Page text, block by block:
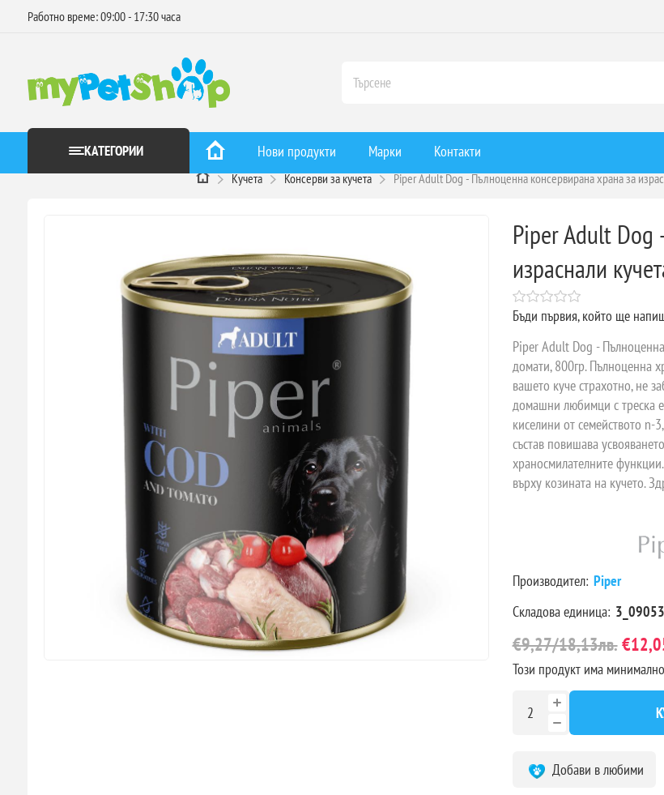
Работно време: 09:00 - 17:30 часа
КАТЕГОРИИ Нови продукти Марки Контакти
Кучета Консерви за кучета Piper Adult Dog - Пълноценна консервирана храна за
Piper Adult Dog
израснали
Бъди първия, който ще
Piper Adult Dog -
домати, 800гр. Пълноценна
вашето куче страхотно, не
домашни любимци с треска
киселини от семейството n-
състав повишава
храносмилателните
върху козината на кучето.
Производител: Piper
Складова единица:
€9,27/18,13лв.
Този продукт има
Добави в любими